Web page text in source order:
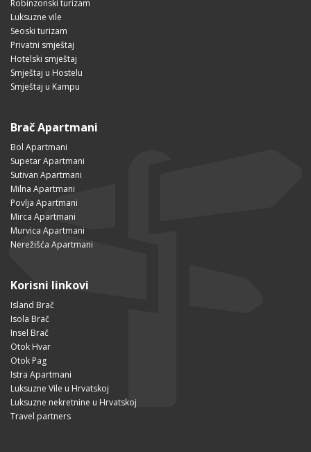
Robinzonski turizam
Luksuzne vile
Seoski turizam
Privatni smještaj
Hotelski smještaj
Smještaj u Hostelu
Smještaj u Kampu
Brač Apartmani
Bol Apartmani
Supetar Apartmani
Sutivan Apartmani
Milna Apartmani
Povlja Apartmani
Mirca Apartmani
Murvica Apartmani
Nerežišća Apartmani
Korisni linkovi
Island Brač
Isola Brač
Insel Brač
Otok Hvar
Otok Pag
Istra Apartmani
Luksuzne Vile u Hrvatskoj
Luksuzne nekretnine u Hrvatskoj
Travel partners